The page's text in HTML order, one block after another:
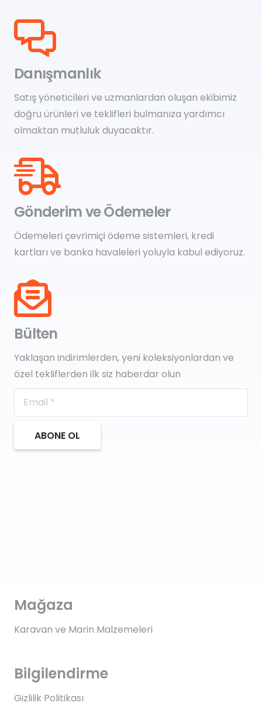
Danışmanlık
Satış yöneticileri ve uzmanlardan oluşan ekibimiz
doğru ürünleri ve teklifleri bulmanıza yardımcı
olmaktan mutluluk duyacaktır.
Gönderim ve Ödemeler
Ödemeleri çevrimiçi ödeme sistemleri, kredi
kartları ve banka havaleleri yoluyla kabul ediyoruz.
Bülten
Yaklaşan indirimlerden, yeni koleksiyonlardan ve
özel tekliflerden ilk siz haberdar olun
ABONE OL
Mağaza
Karavan ve Marin Malzemeleri
Bilgilendirme
Gizlilik Politikası